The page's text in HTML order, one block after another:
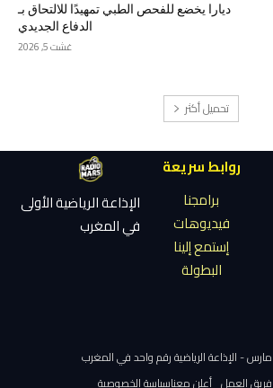
ديارا يخضع للفحص الطبي تمهيدًا للالتحاق بـ
الدفاع الجديدي
غشت 5, 2026
تحميل أكثر
روابط سريعة
برامجنا
فيديوهات
إستمع إلينا
البطولة
الإذاعة الرياضية الأولى
في المغرب
فريق العمل أعلن معناسياسة الخصوصية